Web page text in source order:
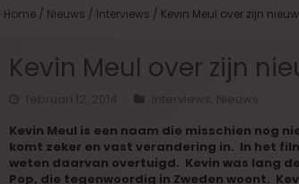
Home / Nieuws / Interviews / Kevin Meul over zijn
Kevin Meul over zijn
Interviews
Nieuws
Kevin Meul is een naam die misschien nog
komt zeker en vast verandering in. In het
weten daarvan overtuigd. Kevin was lang
Pop, die tegenwoordig in Zweden woont.